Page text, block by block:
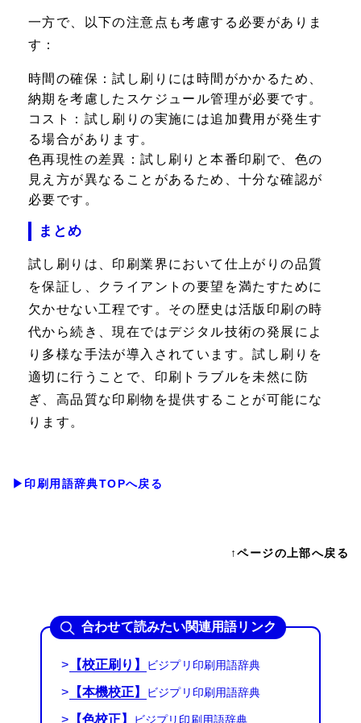
一方で、以下の注意点も考慮する必要がありま
す：
時間の確保：試し刷りには時間がかかるため、
納期を考慮したスケジュール管理が必要です。
コスト： 試し刷りの実施には追加費用が発生す
る場合があります。
色再現性の差異：試し刷りと本番印刷で、色の
見え方が異なることがあるため、十分な確認が
必要です。
まとめ
試し刷りは、印刷業界において仕上がりの品質
を保証し、クライアントの要望を満たすために
欠かせない工程です。その歴史は活版印刷の時
代から続き、現在ではデジタル技術の発展によ
り多様な手法が導入されています。試し刷りを
適切に行うことで、印刷トラブルを未然に防
ぎ、高品質な印刷物を提供することが可能にな
ります。
▶印刷用語辞典TOPへ戻る
↑ページの上部へ戻る
合わせて読みたい関連用語リンク
> 【校正刷り】
> 【本機校正】
> 【色校正】